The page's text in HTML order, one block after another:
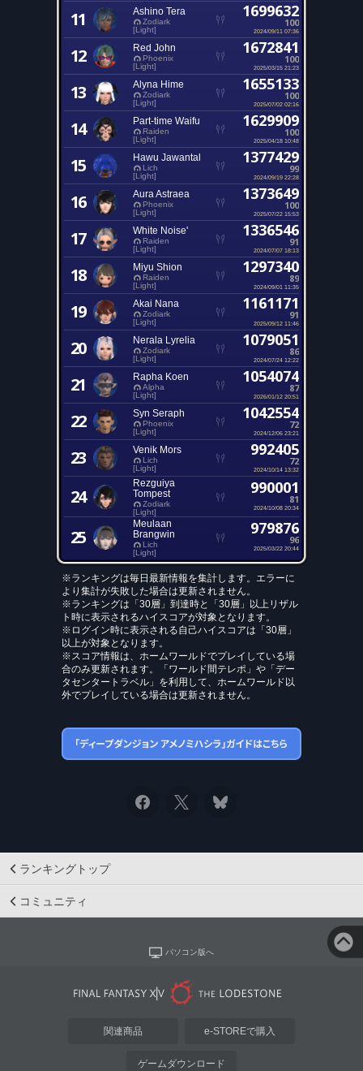
11 Ashino Tera
Zodiark
[Light]
1699632
100
2024/09/11 07:36
12 Red John
Phoenix
[Light]
1672841
100
2025/03/15 21:23
13 Alyna Hime
Zodiark
[Light]
1655133
100
2025/07/02 02:16
14 Part-time Waifu
Raiden
[Light]
1629909
100
2025/04/18 10:48
15 Hawu Jawantal
Lich
[Light]
1377429
99
2024/09/19 22:28
16 Aura Astraea
Phoenix
[Light]
1373649
100
2025/07/22 15:53
17 White Noise'
Raiden
[Light]
1336546
91
2024/07/07 18:13
18 Miyu Shion
Raiden
[Light]
1297340
89
2024/09/01 11:35
19 Akai Nana
Zodiark
[Light]
1161171
91
2025/09/12 11:46
20 Nerala Lyrelia
Zodiark
[Light]
1079051
86
2024/07/24 12:22
21 Rapha Koen
Alpha
[Light]
1054074
87
2026/01/12 20:51
22 Syn Seraph
Phoenix
[Light]
1042554
72
2024/12/06 23:21
23 Venik Mors
Lich
[Light]
992405
72
2024/10/14 13:32
24
Rezguiya
Tompest
Zodiark
[Light]
990001
81
2024/10/08 20:34
25
Meulaan
Brangwin
Lich
[Light]
979876
96
2025/03/22 20:44
※ランキングは毎日最新情報を集計します。エラーに
より集計が失敗した場合は更新されません。
※ランキングは「30層」到達時と「30層」以上リザル
ト時に表示されるハイスコアが対象となります。
※ログイン時に表示される自己ハイスコアは「30層」
以上が対象となります。
※スコア情報は、ホームワールドでプレイしている場
合のみ更新されます。「ワールド間テレポ」や「デー
タセンタートラベル」を利用して、ホームワールド以
外でプレイしている場合は更新されません。
ランキングトップ
コミュニティ
パソコン版へ
関連商品 e-STOREで購入
ゲームダウンロード